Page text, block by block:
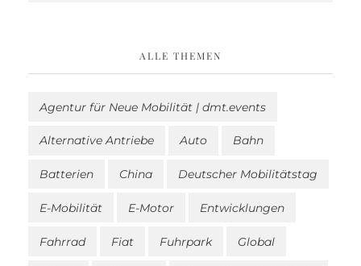
ALLE THEMEN
Agentur für Neue Mobilität | dmt.events
Alternative Antriebe Auto Bahn
Batterien China Deutscher Mobilitätstag
E-Mobilität E-Motor Entwicklungen
Fahrrad Fiat Fuhrpark Global